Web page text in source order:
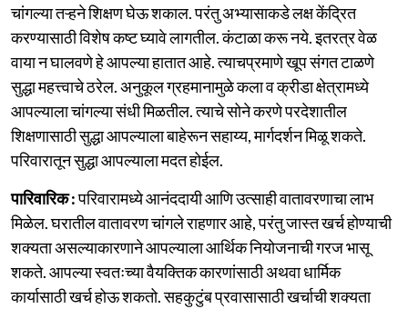
चांगल्या तऱ्हने शिक्षण घेऊ शकाल. परंतु अभ्यासाकडे लक्ष केंद्रित
करण्यासाठी विशेष कष्ट घ्यावे लागतील. कंटाळा करू नये. इतरत्र वेळ
वाया न घालवणे हे आपल्या हातात आहे. त्याचप्रमाणे खूप संगत टाळणे
सुद्धा महत्त्वाचे ठरेल. अनुकूल ग्रहमानामुळे कला व क्रीडा क्षेत्रामध्ये
आपल्याला चांगल्या संधी मिळतील. त्याचे सोने करणे परदेशातील
शिक्षणासाठी सुद्धा आपल्याला बाहेरून सहाय्य, मार्गदर्शन मिळू शकते.
परिवारातून सुद्धा आपल्याला मदत होईल.
पारिवारिक :परिवारामध्ये आनंददायी आणि उत्साही वातावरणाचा लाभ
मिळेल. घरातील वातावरण चांगले राहणार आहे, परंतु जास्त खर्च होण्याची
शक्यता असल्याकारणाने आपल्याला आर्थिक नियोजनाची गरज भासू
शकते. आपल्या स्वतःच्या वैयक्तिक कारणांसाठी अथवा धार्मिक
कार्यासाठी खर्च होऊ शकतो. सहकुटुंब प्रवासासाठी खर्चाची शक्यता